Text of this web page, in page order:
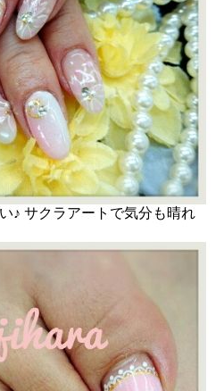
♪ サクラアートで気分も晴れ